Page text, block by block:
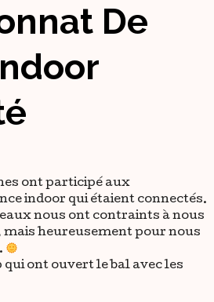
De
ont participé aux
indoor qui étaient connectés.
nous ont contraints à nous
heureusement pour nous
qui ont ouvert le bal avec les